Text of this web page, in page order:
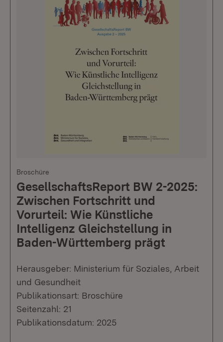
Broschüre
GesellschaftsReport BW 2-2025:
Zwischen Fortschritt und
Vorurteil: Wie Künstliche
Intelligenz Gleichstellung in
Baden-Württemberg prägt
Herausgeber: Ministerium für Soziales, Arbeit
und Gesundheit
Publikationsart: Broschüre
Seitenzahl: 21
Publikationsdatum: 2025